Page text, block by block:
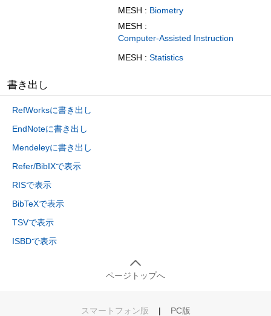
MESH : Biometry
MESH :
Computer-Assisted Instruction
MESH : Statistics
書き出し
RefWorksに書き出し
EndNoteに書き出し
Mendeleyに書き出し
Refer/BibIXで表示
RISで表示
BibTeXで表示
TSVで表示
ISBDで表示
ページトップへ
スマートフォン版 | PC版